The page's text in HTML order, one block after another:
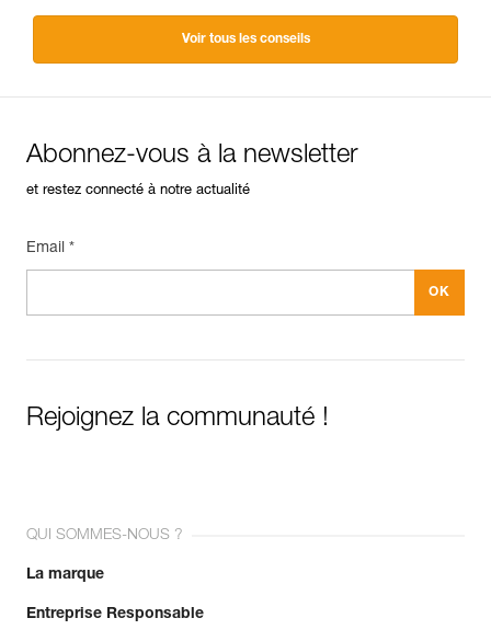
Voir tous les conseils
Abonnez-vous à la newsletter
et restez connecté à notre actualité
Email *
Rejoignez la communauté !
QUI SOMMES-NOUS ?
La marque
Entreprise Responsable